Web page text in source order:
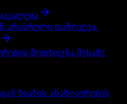
არასრული დაზღვევა.
მოთხოვნა მესამე
ზიანის ანაზღაურების